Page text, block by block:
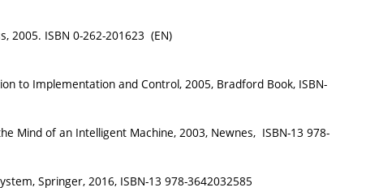
2005. ISBN 0-262-201623 (EN)
to Implementation and Control, 2005, Bradford Book, ISBN-
of an Intelligent Machine, 2003, Newnes, ISBN-13 ‏ 978-